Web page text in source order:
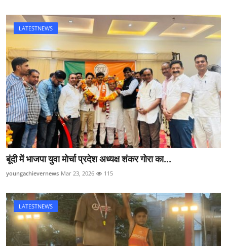
LATESTNEWS
बूंदी में भाजपा युवा मोर्चा प्रदेश अध्यक्ष शंकर गोरा का...
youngachievernews Mar 23, 2026 115
LATESTNEWS